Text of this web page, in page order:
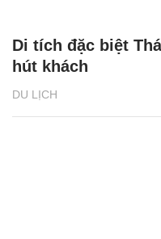
DU LỊCH
Di tích đặc biệt
hút khách